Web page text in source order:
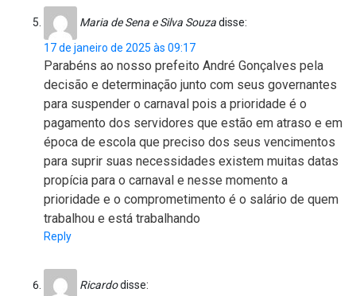
Maria de Sena e Silva Souzadisse:
17 de janeiro de 2025 às 09:17
Parabéns ao nosso prefeito André Gonçalves pela
decisão e determinação junto com seus governantes
para suspender o carnaval pois a prioridade é o
pagamento dos servidores que estão em atraso e em
época de escola que preciso dos seus vencimentos
para suprir suas necessidades existem muitas datas
propícia para o carnaval e nesse momento a
prioridade e o comprometimento é o salário de quem
trabalhou e está trabalhando
Reply
Ricardodisse: